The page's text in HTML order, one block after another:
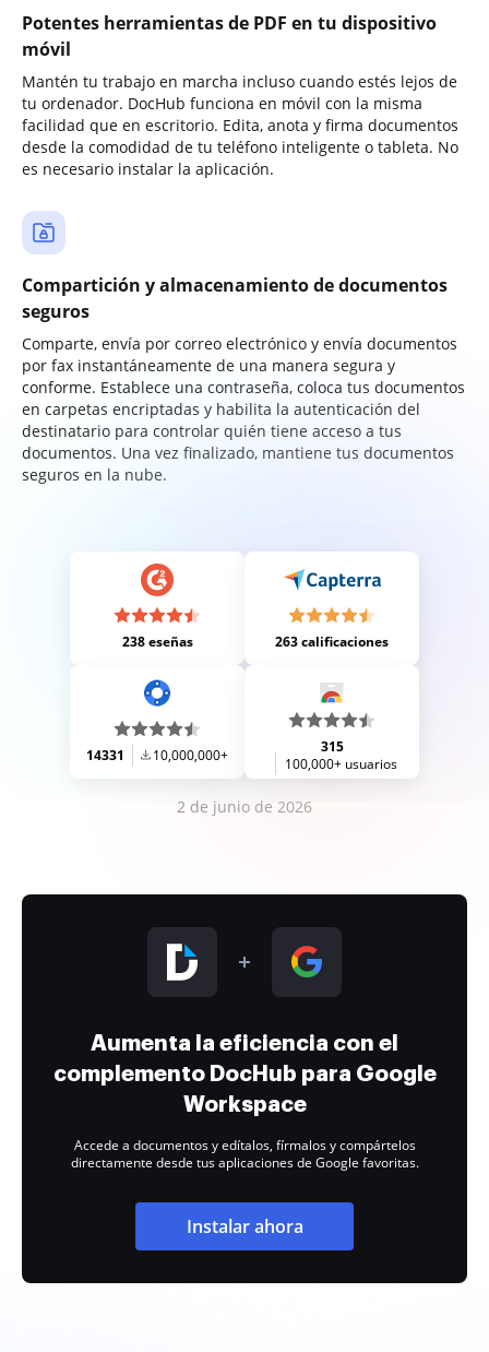
Potentes herramientas de PDF en tu dispositivo
móvil
Mantén tu trabajo en marcha incluso cuando estés lejos de
tu ordenador. DocHub funciona en móvil con la misma
facilidad que en escritorio. Edita, anota y firma documentos
desde la comodidad de tu teléfono inteligente o tableta. No
es necesario instalar la aplicación.
Compartición y almacenamiento de documentos
seguros
Comparte, envía por correo electrónico y envía documentos
por fax instantáneamente de una manera segura y
conforme. Establece una contraseña, coloca tus documentos
en carpetas encriptadas y habilita la autenticación del
destinatario para controlar quién tiene acceso a tus
documentos. Una vez finalizado, mantiene tus documentos
seguros en la nube.
238 eseñas 263 calificaciones
14331 10,000,000+
315
100,000+ usuarios
2 de junio de 2026
Aumenta la eficiencia con el
complemento DocHub para Google
Workspace
Accede a documentos y edítalos, fírmalos y compártelos
directamente desde tus aplicaciones de Google favoritas.
Instalar ahora